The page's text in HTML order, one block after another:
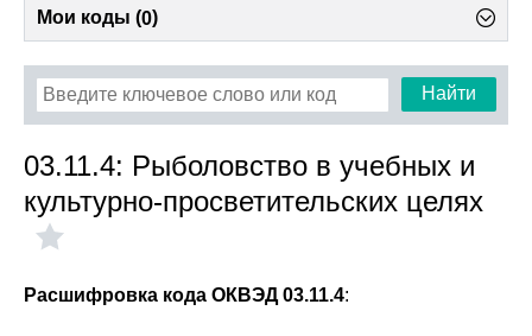
Мои коды (0)
Найти
03.11.4: Рыболовство в учебных и
культурно-просветительских целях
Расшифровка кода ОКВЭД 03.11.4: